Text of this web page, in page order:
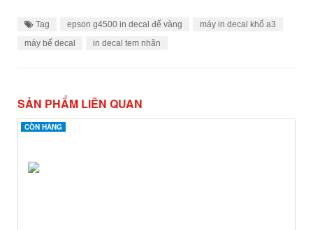
Tag epson g4500 in decal đế vàng
máy in decal khổ a3
máy bế decal
in decal tem nhãn
SẢN PHẨM LIÊN QUAN
CÒN HÀNG
CÒN HÀNG